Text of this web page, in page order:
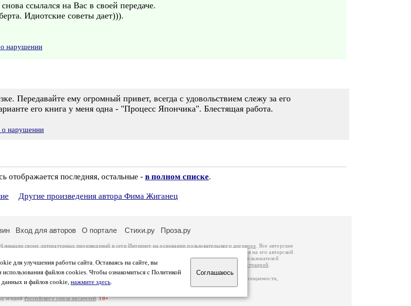
ссылался на Вас в своей передаче.
Идиотские советы дает))).
о нарушении
Передавайте ему огромный привет, всегда с удовольствием слежу за его
его книга у меня одна - "Процесс Япончика". Блестящая работа.
о нарушении
отображается последняя, остальные - в полном списке.
Другие произведения автора Фима Жиганец
для улучшения работы сайта. Оставаясь на сайте, вы
использования файлов cookies. Чтобы ознакомиться с Политикой
и файлов cookie, нажмите здесь.
Соглашаюсь
Вход для авторов О портале Стихи.ру Проза.ру
своих литературных произведений в сети Интернет на основаниипользовательского договора
. Все авторские
. Перепечатка произведений возможна только с согласия его автора, к которому вы можете обратиться на его авторской
на основании
законодательства Российской Федерации. Данные пользователей
. Вы также можете посмотреть более подробнуюинформацию о портале связаться с администрацией
которые в общей сумме просматривают более полумиллиона страниц по данным счетчика посещаемости,
две цифры: количество просмотров и количество посетителей.
эгидойРоссийского союза писателей.18+